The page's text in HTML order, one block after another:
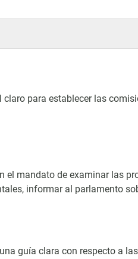
para establecer las
el mandato de examinar las
informar al parlamento
guía clara con respecto a